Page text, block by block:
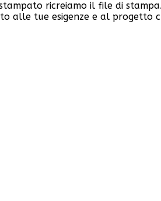
ricreiamo il file di stampa.
alle tue esigenze e al progetto